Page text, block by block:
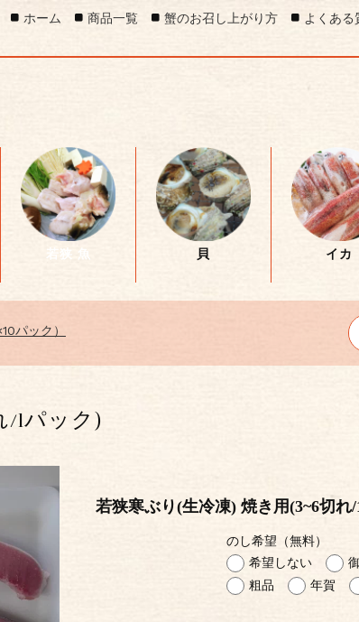
若狭 魚 貝 イカ
ホーム 商品一覧 蟹のお召し上がり方 よくある
パック）
1パック)
若狭寒ぶり(生冷凍) 焼き用(3~6切れ
のし希望（無料）
希望しない
粗品
年賀